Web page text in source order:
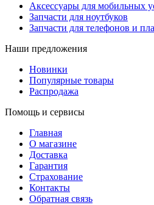
Аксессуары для мобильных
Запчасти для ноутбуков
Запчасти для телефонов и
Наши предложения
Новинки
Популярные товары
Распродажа
Помощь и сервисы
Главная
О магазине
Доставка
Гарантия
Страхование
Контакты
Обратная связь